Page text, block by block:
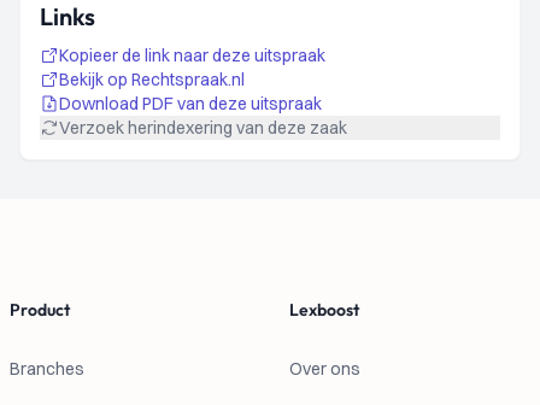
Links
Kopieer de link naar deze uitspraak
Bekijk op Rechtspraak.nl
Download PDF van deze uitspraak
Verzoek herindexering van deze zaak
Product
Branches
Lexboost
Over ons